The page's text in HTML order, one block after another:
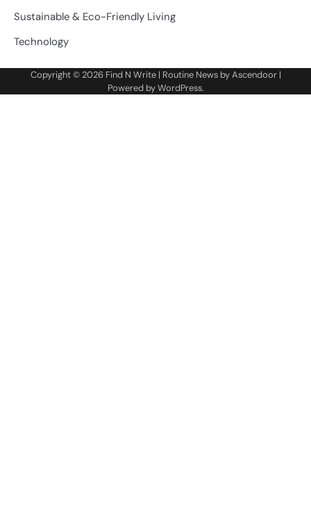
Sustainable & Eco-Friendly Living
Technology
Copyright © 2026 Find N Write| Routine News byAscendoor|
Powered byWordPress.